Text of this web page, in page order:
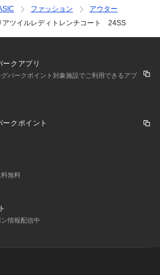
ファッション
アウター
アツイルレディトレンチコート 24SS
クアプリ
パークポイント対象施設でご利用できるアプ
クポイント
料無料
情報配信中